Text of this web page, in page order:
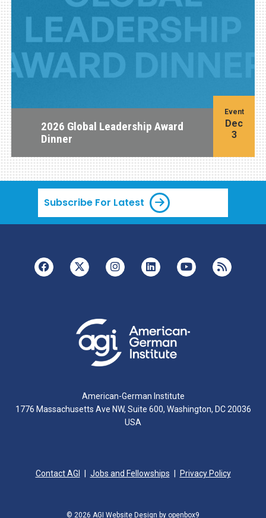
2026 Global Leadership Award
Dinner
Event
Dec
3
Subscribe For Latest
American-German Institute
1776 Massachusetts Ave NW, Suite 600, Washington, DC 20036
USA
Contact AGI Jobs and Fellowships Privacy Policy
© 2026 AGI Website Design by openbox9